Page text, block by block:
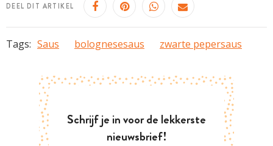
DEEL DIT ARTIKEL
Tags: Saus bolognesesaus zwarte pepersaus
Schrijf je in voor de lekkerste
nieuwsbrief!